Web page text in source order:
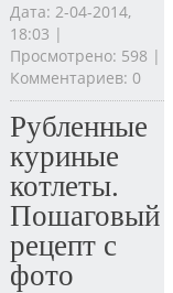
Дата: 2-04-2014,
18:03 |
Просмотрено: 598 |
Комментариев: 0
Рубленные
куриные
котлеты.
Пошаговый
рецепт с
фото